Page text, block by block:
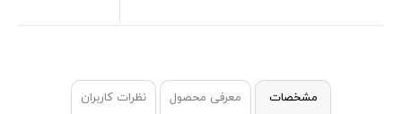
مشخصات معرفی محصول نظرات کاربران